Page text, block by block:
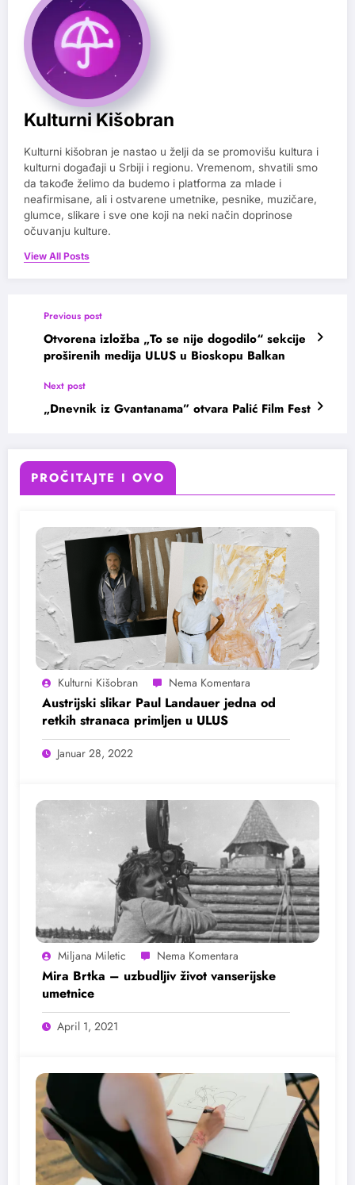
Kulturni Kišobran
Kulturni kišobran je nastao u želji da se promovišu kultura i
kulturni događaji u Srbiji i regionu. Vremenom, shvatili smo
da takođe želimo da budemo i platforma za mlade i
neafirmisane, ali i ostvarene umetnike, pesnike, muzičare,
glumce, slikare i sve one koji na neki način doprinose
očuvanju kulture.
View All Posts
Previous post
Otvorena izložba „To se nije dogodilo“ sekcije
proširenih medija ULUS u Bioskopu Balkan
Next post
„Dnevnik iz Gvantanama” otvara Palić Film Fest
PROČITAJTE I OVO
Kulturni Kišobran
Austrijski slikar Paul Landauer jedna od
retkih stranaca primljen u ULUS
Januar 28, 2022
Miljana Miletic
Mira Brtka – uzbudljiv život vanserijske
umetnice
April 1, 2021